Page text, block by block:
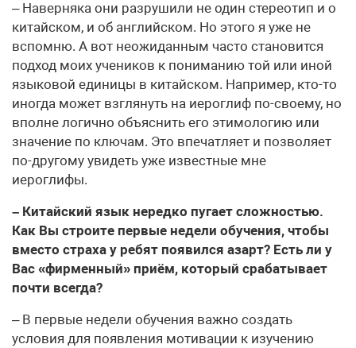
– Наверняка они разрушили не один стереотип и о
китайском, и об английском. Но этого я уже не
вспомню. А вот неожиданным часто становится
подход моих учеников к пониманию той или иной
языковой единицы в китайском. Например, кто-то
иногда может взглянуть на иероглиф по-своему, но
вполне логично объяснить его этимологию или
значение по ключам. Это впечатляет и позволяет
по-другому увидеть уже известные мне
иероглифы.
– Китайский язык нередко пугает сложностью.
Как Вы строите первые недели обучения, чтобы
вместо страха у ребят появился азарт? Есть ли у
Вас «фирменный» приём, который срабатывает
почти всегда?
– В первые недели обучения важно создать
условия для появления мотивации к изучению